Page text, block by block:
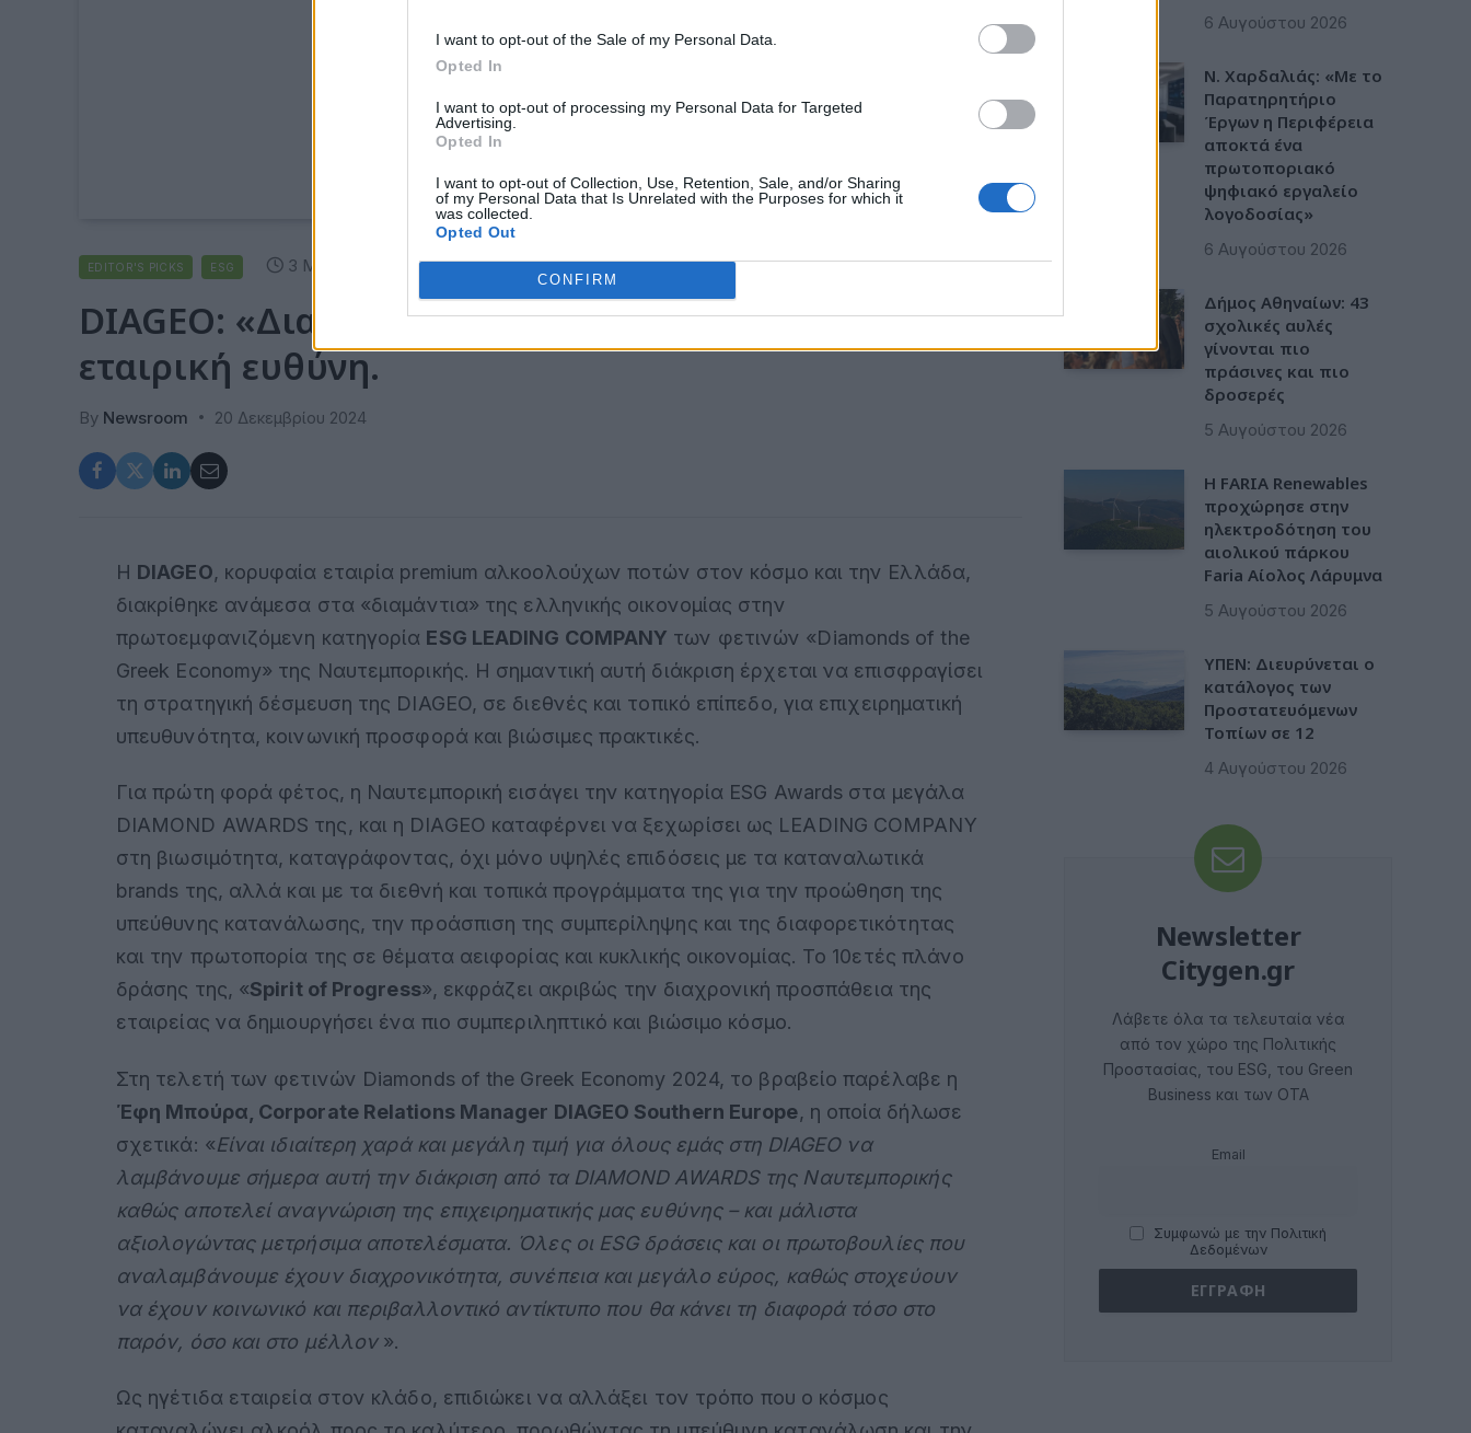
I want to opt-out of the Sale of my Personal Data.
Opted In
I want to opt-out of processing my Personal Data for Targeted
Advertising.
Opted In
I want to opt-out of Collection, Use, Retention, Sale, and/or Sharing
of my Personal Data that Is Unrelated with the Purposes for which it
was collected.
Opted Out
CONFIRM
EDITOR'S PICKS ESG 3 Mins Read
DIAGEO: «Διαμάντι» στη βιωσιμότητα και την
εταιρική ευθύνη.
By Newsroom 20 Δεκεμβρίου 2024
Η DIAGEO, κορυφαία εταιρία premium αλκοολούχων ποτών στον κόσμο και την Ελλάδα,
διακρίθηκε ανάμεσα στα «διαμάντια» της ελληνικής οικονομίας στην
πρωτοεμφανιζόμενη κατηγορία ESG LEADING COMPANY των φετινών «Diamonds of the
Greek Economy» της Ναυτεμπορικής. Η σημαντική αυτή διάκριση έρχεται να επισφραγίσει
τη στρατηγική δέσμευση της DIAGEO, σε διεθνές και τοπικό επίπεδο, για επιχειρηματική
υπευθυνότητα, κοινωνική προσφορά και βιώσιμες πρακτικές.
Για πρώτη φορά φέτος, η Ναυτεμπορική εισάγει την κατηγορία ESG Awards στα μεγάλα
DIAMOND AWARDS της, και η DIAGEO καταφέρνει να ξεχωρίσει ως LEADING COMPANY
στη βιωσιμότητα, καταγράφοντας, όχι μόνο υψηλές επιδόσεις με τα καταναλωτικά
brands της, αλλά και με τα διεθνή και τοπικά προγράμματα της για την προώθηση της
υπεύθυνης κατανάλωσης, την προάσπιση της συμπερίληψης και της διαφορετικότητας
και την πρωτοπορία της σε θέματα αειφορίας και κυκλικής οικονομίας. Το 10ετές πλάνο
δράσης της, «Spirit of Progress», εκφράζει ακριβώς την διαχρονική προσπάθεια της
εταιρείας να δημιουργήσει ένα πιο συμπεριληπτικό και βιώσιμο κόσμο.
Στη τελετή των φετινών Diamonds of the Greek Economy 2024, το βραβείο παρέλαβε η
Έφη Μπούρα, Corporate Relations Manager DIAGEO Southern Europe, η οποία δήλωσε
σχετικά: «Είναι ιδιαίτερη χαρά και μεγάλη τιμή για όλους εμάς στη DIAGEO να
λαμβάνουμε σήμερα αυτή την διάκριση από τα DIAMOND AWARDS της Ναυτεμπορικής
καθώς αποτελεί αναγνώριση της επιχειρηματικής μας ευθύνης – και μάλιστα
αξιολογώντας μετρήσιμα αποτελέσματα. Όλες οι ESG δράσεις και οι πρωτοβουλίες που
αναλαμβάνουμε έχουν διαχρονικότητα, συνέπεια και μεγάλο εύρος, καθώς στοχεύουν
να έχουν κοινωνικό και περιβαλλοντικό αντίκτυπο που θα κάνει τη διαφορά τόσο στο
παρόν, όσο και στο μέλλον ».
Ως ηγέτιδα εταιρεία στον κλάδο, επιδιώκει να αλλάξει τον τρόπο που ο κόσμος
6 Αυγούστου 2026
Ν. Χαρδαλιάς: «Με το
Παρατηρητήριο
Έργων η Περιφέρεια
αποκτά ένα
πρωτοποριακό
ψηφιακό εργαλείο
λογοδοσίας»
6 Αυγούστου 2026
Δήμος Αθηναίων: 43
σχολικές αυλές
γίνονται πιο
πράσινες και πιο
δροσερές
5 Αυγούστου 2026
Η FARIA Renewables
προχώρησε στην
ηλεκτροδότηση του
αιολικού πάρκου
Faria Αίολος Λάρυμνα
5 Αυγούστου 2026
ΥΠΕΝ: Διευρύνεται ο
κατάλογος των
Προστατευόμενων
Τοπίων σε 12
4 Αυγούστου 2026
Newsletter
Citygen.gr
Λάβετε όλα τα τελευταία νέα
από τον χώρο της Πολιτικής
Προστασίας, του ESG, του Green
Business και των ΟΤΑ
Email
Συμφωνώ με την Πολιτική
Δεδομένων